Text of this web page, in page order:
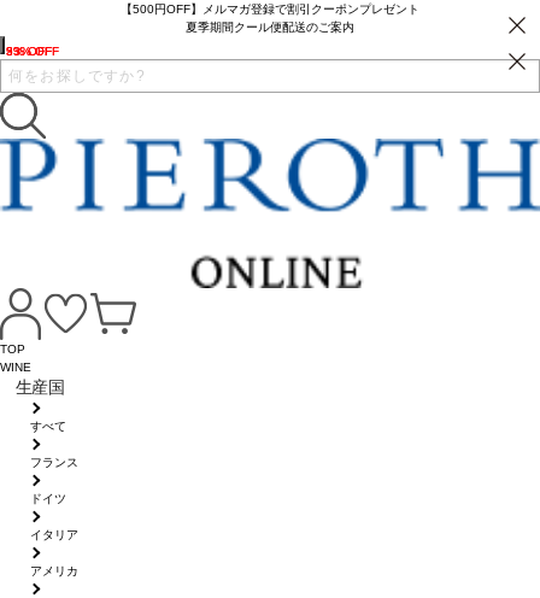
【500円OFF】メルマガ登録で割引クーポンプレゼント
夏季期間クール便配送のご案内
TOP
WINE
生産国
すべて
フランス
ドイツ
イタリア
アメリカ
33% OFF
5% OFF
33% OFF
9% OFF